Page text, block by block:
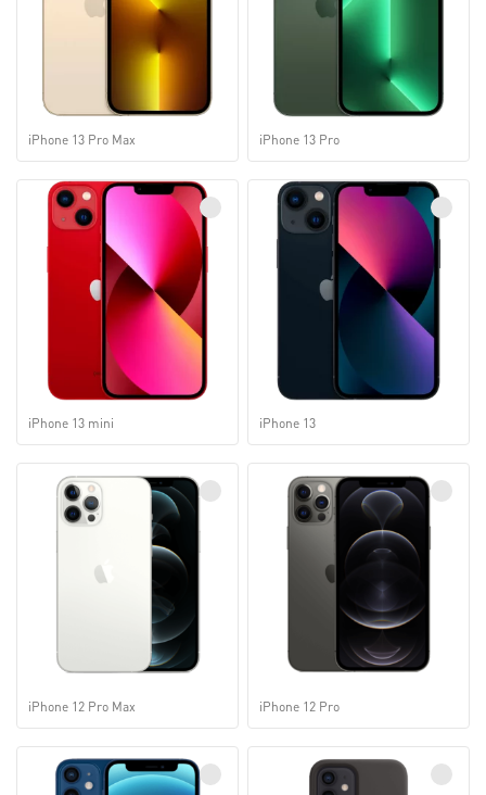
iPhone 13 Pro Max iPhone 13 Pro
iPhone 13 mini iPhone 13
iPhone 12 Pro Max iPhone 12 Pro